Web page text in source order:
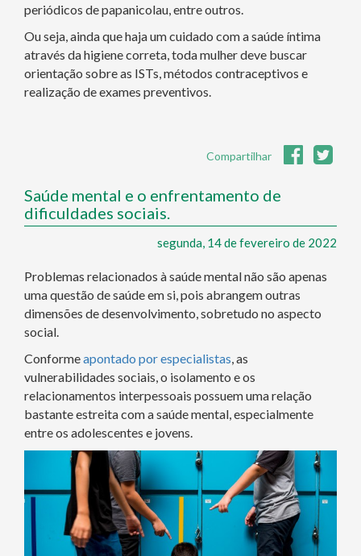
periódicos de papanicolau, entre outros.
Ou seja, ainda que haja um cuidado com a saúde íntima
através da higiene correta, toda mulher deve buscar
orientação sobre as ISTs, métodos contraceptivos e
realização de exames preventivos.
Compartilhar
Saúde mental e o enfrentamento de
dificuldades sociais.
segunda, 14 de fevereiro de 2022
Problemas relacionados à saúde mental não são apenas
uma questão de saúde em si, pois abrangem outras
dimensões de desenvolvimento, sobretudo no aspecto
social.
Conformeapontado por especialistas, as
vulnerabilidades sociais, o isolamento e os
relacionamentos interpessoais possuem uma relação
bastante estreita com a saúde mental, especialmente
entre os adolescentes e jovens.